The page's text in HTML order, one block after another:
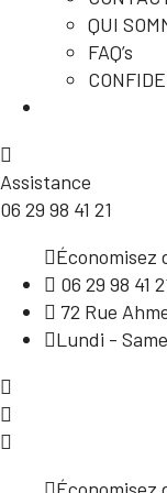
QUI
FAQ’s
Assistance
06 29 98 41 21
Économisez
06 29 98 41
72 Rue
Lundi -